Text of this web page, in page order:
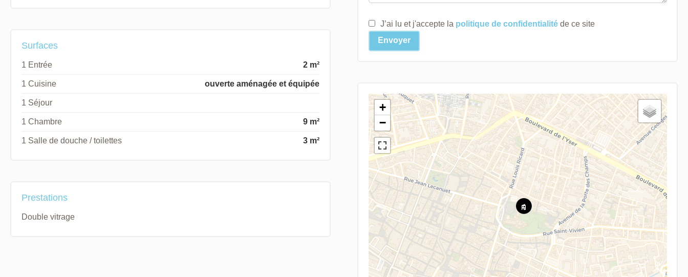
Surfaces
1 Entrée 2 m²
1 Cuisine ouverte aménagée et équipée
1 Séjour
1 Chambre 9 m²
1 Salle de douche / toilettes 3 m²
Prestations
Double vitrage
J’ai lu et j'accepte la politique de confidentialitéde ce site
Envoyer
+
−